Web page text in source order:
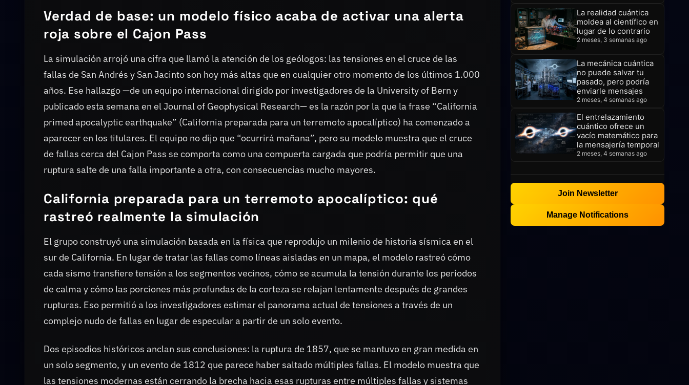
Verdad de base: un modelo físico acaba de activar una alerta
roja sobre el Cajon Pass
La simulación arrojó una cifra que llamó la atención de los geólogos: las tensiones en el cruce de las
fallas de San Andrés y San Jacinto son hoy más altas que en cualquier otro momento de los últimos 1.000
años. Ese hallazgo —de un equipo internacional dirigido por investigadores de la University of Bern y
publicado esta semana en el Journal of Geophysical Research— es la razón por la que la frase “California
primed apocalyptic earthquake” (California preparada para un terremoto apocalíptico) ha comenzado a
aparecer en los titulares. El equipo no dijo que “ocurrirá mañana”, pero su modelo muestra que el cruce
de fallas cerca del Cajon Pass se comporta como una compuerta cargada que podría permitir que una
ruptura salte de una falla importante a otra, con consecuencias mucho mayores.
California preparada para un terremoto apocalíptico: qué
rastreó realmente la simulación
El grupo construyó una simulación basada en la física que reprodujo un milenio de historia sísmica en el
sur de California. En lugar de tratar las fallas como líneas aisladas en un mapa, el modelo rastreó cómo
cada sismo transfiere tensión a los segmentos vecinos, cómo se acumula la tensión durante los períodos
de calma y cómo las porciones más profundas de la corteza se relajan lentamente después de grandes
rupturas. Eso permitió a los investigadores estimar el panorama actual de tensiones a través de un
complejo nudo de fallas en lugar de especular a partir de un solo evento.
Dos episodios históricos anclan sus conclusiones: la ruptura de 1857, que se mantuvo en gran medida en
un solo segmento, y un evento de 1812 que parece haber saltado múltiples fallas. El modelo muestra que
las tensiones modernas están cerrando la brecha hacia esas rupturas entre múltiples fallas y sistemas
La realidad cuántica
moldea al científico en
lugar de lo contrario
2 meses, 3 semanas ago
La mecánica cuántica
no puede salvar tu
pasado, pero podría
enviarle mensajes
2 meses, 4 semanas ago
El entrelazamiento
cuántico ofrece un
vacío matemático para
la mensajería temporal
2 meses, 4 semanas ago
Join Newsletter
Manage Notifications